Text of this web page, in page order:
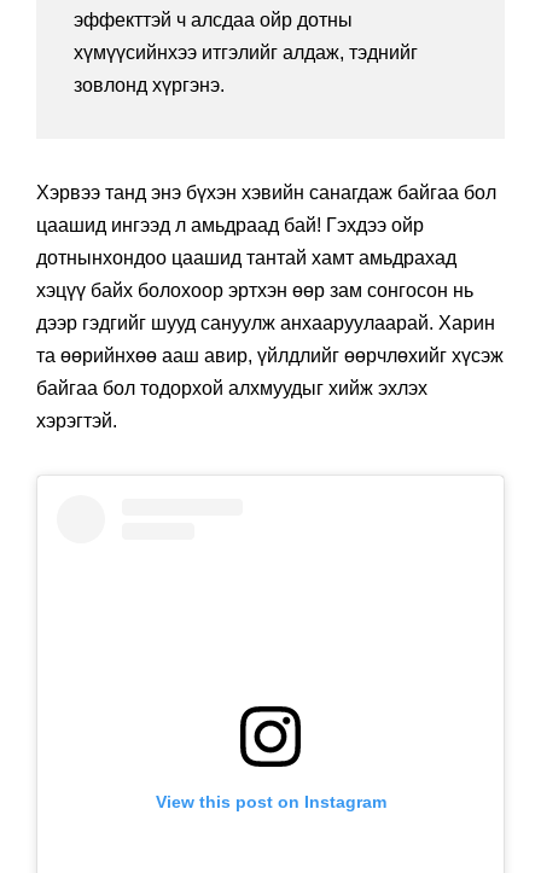
эффекттэй ч алсдаа ойр дотны
хүмүүсийнхээ итгэлийг алдаж, тэднийг
зовлонд хүргэнэ.
Хэрвээ танд энэ бүхэн хэвийн санагдаж байгаа бол
цаашид ингээд л амьдраад бай! Гэхдээ ойр
дотнынхондоо цаашид тантай хамт амьдрахад
хэцүү байх болoхоор эртхэн өөр зам сонгосон нь
дээр гэдгийг шууд сануулж анхааруулаарай. Харин
та өөрийнхөө ааш авир, үйлдлийг өөрчлөхийг хүсэж
байгаа бол тодорхой алхмуудыг хийж эхлэх
хэрэгтэй.
View this post on Instagram